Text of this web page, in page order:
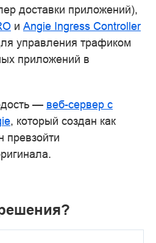
доставки приложений),
и Angie Ingress Controller
управления трафиком
приложений в
— веб-сервер с
, который создан как
превзойти